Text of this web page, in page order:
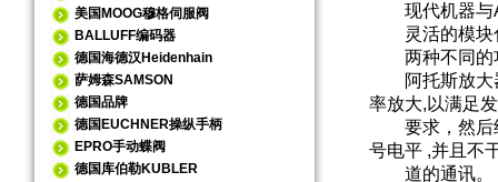
美国MOOG穆格伺服阀
BALLUFF编码器
德国海德汉Heidenhain
萨姆森SAMSON
德国品牌
德国EUCHNER操纵手柄
EPRO手动蝶阀
德国库伯勒KUBLER
现代机器与
灵活的模块
两种不同的功
阿托斯放大器
率放大,以满足
要求，然后经
号电平 ,并且不
道的通讯。